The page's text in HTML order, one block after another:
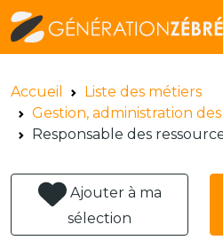
Accueil
Liste des métiers
Gestion, administration
Responsable des
Ajouter à ma
sélection